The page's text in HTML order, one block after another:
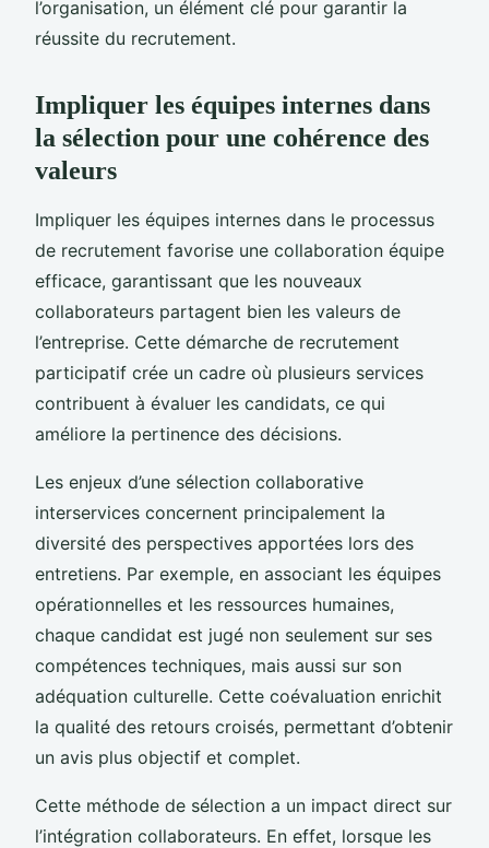
l’organisation, un élément clé pour garantir la
réussite du recrutement.
Impliquer les équipes internes dans
la sélection pour une cohérence des
valeurs
Impliquer les équipes internes dans le processus
de recrutement favorise une collaboration équipe
efficace, garantissant que les nouveaux
collaborateurs partagent bien les valeurs de
l’entreprise. Cette démarche de recrutement
participatif crée un cadre où plusieurs services
contribuent à évaluer les candidats, ce qui
améliore la pertinence des décisions.
Les enjeux d’une sélection collaborative
interservices concernent principalement la
diversité des perspectives apportées lors des
entretiens. Par exemple, en associant les équipes
opérationnelles et les ressources humaines,
chaque candidat est jugé non seulement sur ses
compétences techniques, mais aussi sur son
adéquation culturelle. Cette coévaluation enrichit
la qualité des retours croisés, permettant d’obtenir
un avis plus objectif et complet.
Cette méthode de sélection a un impact direct sur
l’intégration collaborateurs. En effet, lorsque les